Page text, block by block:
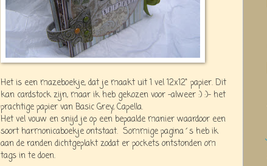
Het is een mazeboekje, dat je maakt uit 1 vel 12x12" papier. Dit
kan cardstock zijn, maar ik heb gekozen voor -alweer :) :)- het
prachtige papier van Basic Grey, Capella.
Het vel vouw en snijd je op een bepaalde manier waardoor een
soort harmonicaboekje ontstaat. Sommige pagina´s heb ik
aan de randen dichtgeplakt zodat er pockets ontstonden om
tags in te doen.